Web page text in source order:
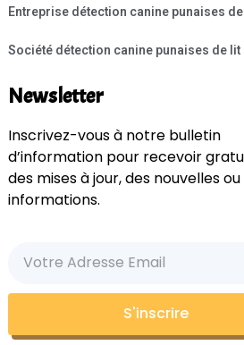
Entreprise détection canine punaises
Société détection canine punaises de lit
Newsletter
Inscrivez-vous à notre bulletin
d’information pour recevoir
des mises à jour, des nouvelles
informations.
S'inscrire